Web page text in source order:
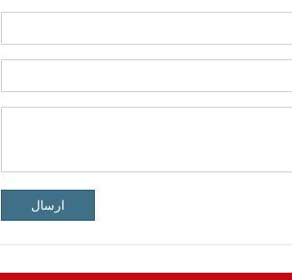
ارسال